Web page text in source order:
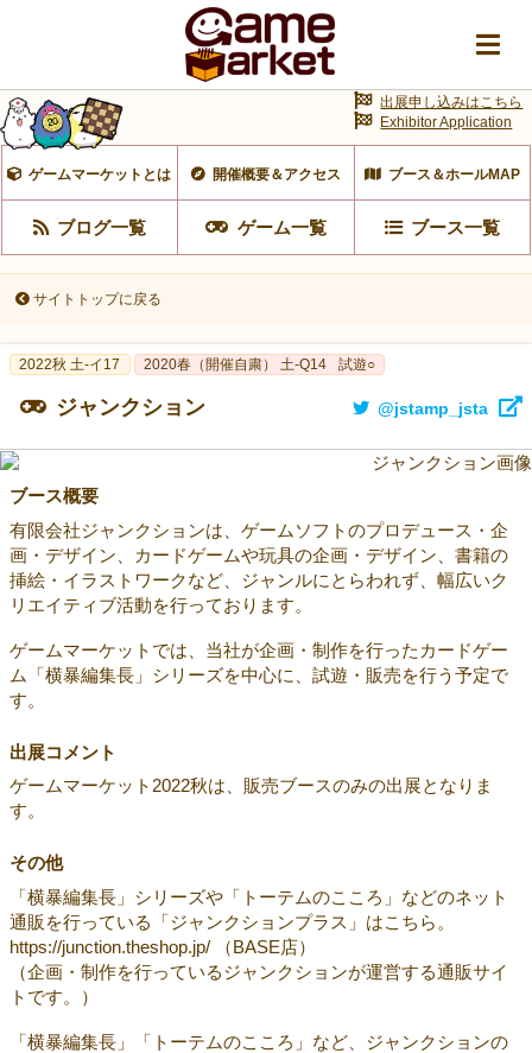
ゲームマーケットとは 開催概要＆アクセス ブース＆ホールMAP
ブログ一覧 ゲーム一覧 ブース一覧
出展申し込みはこちら
Exhibitor Application
サイトトップに戻る
2022秋 土-イ17 2020春（開催自粛） 土-Q14 試遊○
ジャンクション @jstamp_jsta
ブース概要
有限会社ジャンクションは、ゲームソフトのプロデュース・企
画・デザイン、カードゲームや玩具の企画・デザイン、書籍の
挿絵・イラストワークなど、ジャンルにとらわれず、幅広いク
リエイティブ活動を行っております。
ゲームマーケットでは、当社が企画・制作を行ったカードゲー
ム「横暴編集長」シリーズを中心に、試遊・販売を行う予定で
す。
出展コメント
ゲームマーケット2022秋は、販売ブースのみの出展となりま
す。
その他
「横暴編集長」シリーズや「トーテムのこころ」などのネット
通販を行っている「ジャンクションプラス」はこちら。
https://junction.theshop.jp/ （BASE店）
（企画・制作を行っているジャンクションが運営する通販サイ
トです。）
「横暴編集長」「トーテムのこころ」など、ジャンクションの